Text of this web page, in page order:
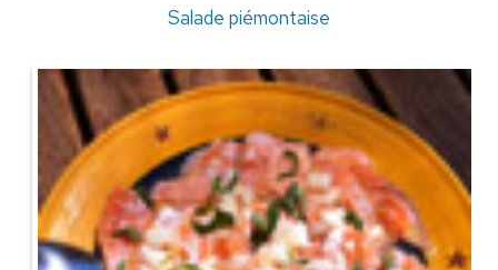
Salade piémontaise